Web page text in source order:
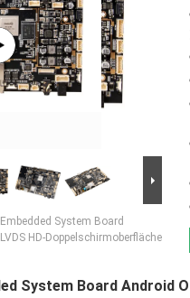
System Board
HD-Doppelschirmoberfläche
System Board Android